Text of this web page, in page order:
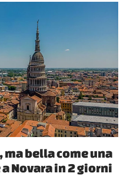
bella come una
Novara in 2 giorni